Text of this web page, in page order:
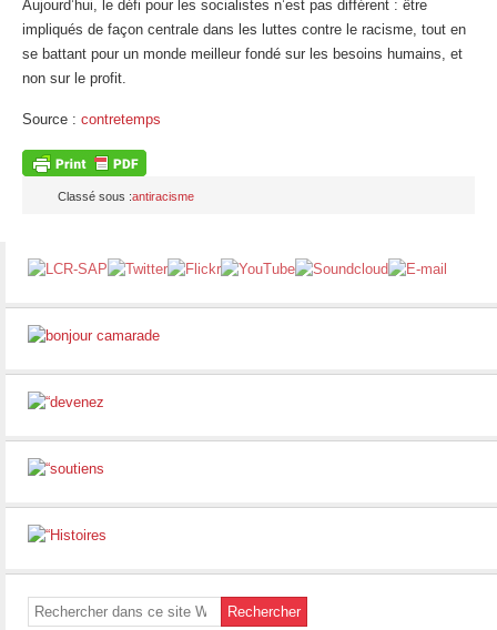
Aujourd’hui, le défi pour les socialistes n’est pas différent : être
impliqués de façon centrale dans les luttes contre le racisme, tout en
se battant pour un monde meilleur fondé sur les besoins humains, et
non sur le profit.
Source : contretemps
Classé sous :antiracisme